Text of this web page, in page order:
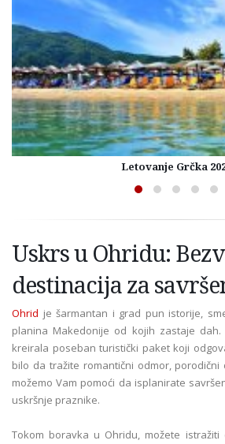
Letovanje Grčka
Uskrs u Ohridu:
destinacija za
Ohrid je šarmantan i grad pun istorije,
planina Makedonije od kojih zastaje dah.
kreirala poseban turistički paket koji
bilo da tražite romantični odmor, porodični
možemo Vam pomoći da isplanirate
uskršnje praznike.
Tokom boravka u Ohridu, možete